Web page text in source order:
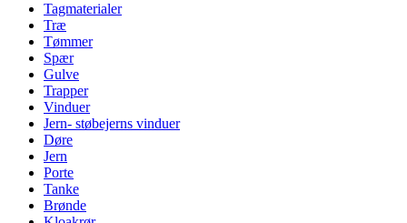
Tagmaterialer
Træ
Tømmer
Spær
Gulve
Trapper
Vinduer
Jern- støbejerns vinduer
Døre
Jern
Porte
Tanke
Brønde